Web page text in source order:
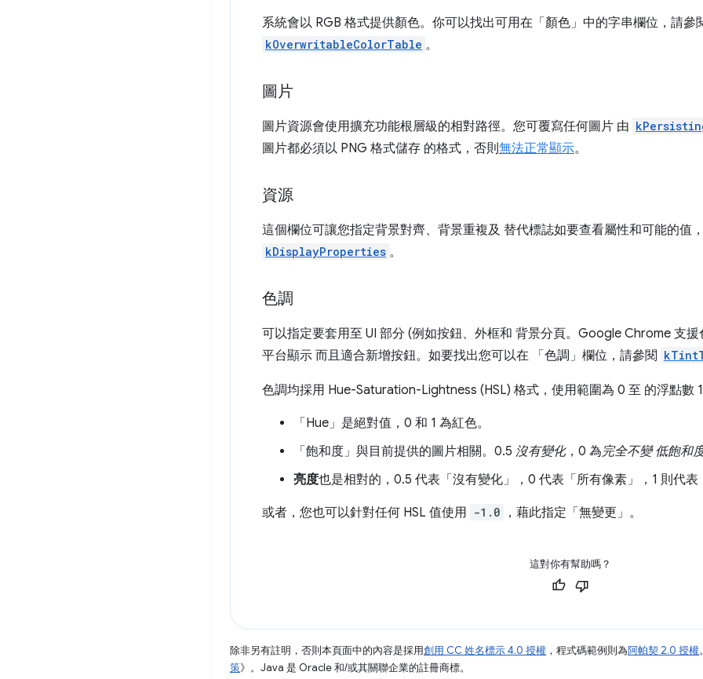
系統會以 RGB 格式提供顏色。你可以找出可用在「顏色」中的字串欄位，請參
kOverwritableColorTable 。
圖片
圖片資源會使用擴充功能根層級的相對路徑。您可覆寫任何圖片 由
圖片都必須以 PNG 格式儲存 的格式，否則無法正常顯示。
資源
這個欄位可讓您指定背景對齊、背景重複及 替代標誌如要查看屬性和可能的值
kDisplayProperties 。
色調
可以指定要套用至 UI 部分 (例如按鈕、外框和 背景分頁。Google Chrome 支
平台顯示 而且適合新增按鈕。如要找出您可以在 「色調」欄位，請參閱
色調均採用 Hue-Saturation-Lightness (HSL) 格式，使用範圍為 0 至 的浮點數
「Hue」 是絕對值，0 和 1 為紅色。
「飽和度」 與目前提供的圖片相關。0.5 沒有變化，0 為完全不變 低飽和
亮度也是相對的，0.5 代表「沒有變化」 ，0 代表「所有像素」 ，1 則代
或者，您也可以針對任何 HSL 值使用 -1.0 ，藉此指定「無變更」 。
這對你有幫助嗎？
除非另有註明，否則本頁面中的內容是採用創用 CC 姓名標示 4.0 授權 ，程式碼範例則為阿帕契 2.0 授權
策》。Java 是 Oracle 和/或其關聯企業的註冊商標。